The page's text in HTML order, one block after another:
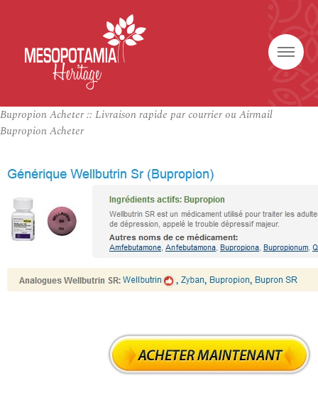
Bupropion Acheter :: Livraison rapide par courrier ou Airmail
Bupropion Acheter